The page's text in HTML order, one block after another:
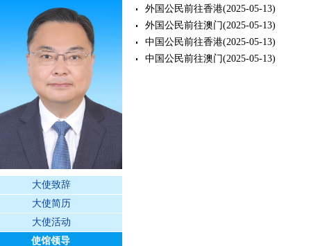
大使致辞
大使简历
大使活动
使馆领导
外国公民前往香港(2025-05-13)
外国公民前往澳门(2025-05-13)
中国公民前往香港(2025-05-13)
中国公民前往澳门(2025-05-13)